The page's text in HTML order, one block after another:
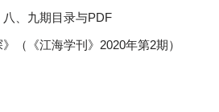
八、九期目录与PDF
（《江海学刊》2020年第2期）